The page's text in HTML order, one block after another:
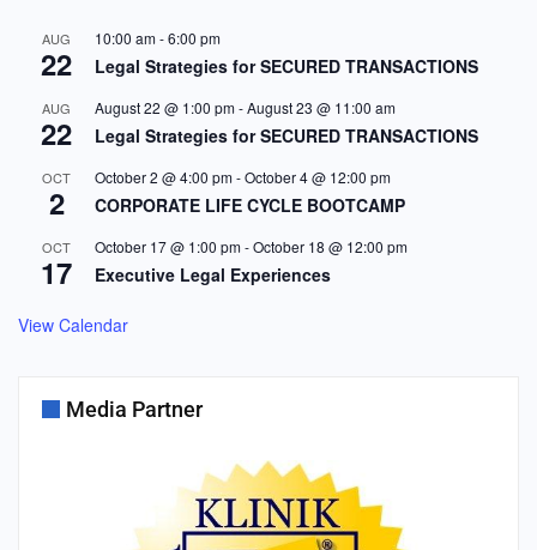
AUG
22
10:00 am-6:00 pm
Legal Strategies for SECURED TRANSACTIONS
AUG
22
August 22 @ 1:00 pm-August 23 @ 11:00 am
Legal Strategies for SECURED TRANSACTIONS
OCT
2
October 2 @ 4:00 pm-October 4 @ 12:00 pm
CORPORATE LIFE CYCLE BOOTCAMP
OCT
17
October 17 @ 1:00 pm-October 18 @ 12:00 pm
Executive Legal Experiences
View Calendar
Media Partner